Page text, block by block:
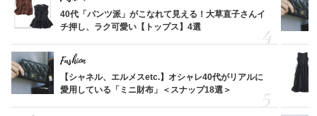
40代「パンツ派」がこなれて見える！大草直子さんイ
チ押し、ラク可愛い【トップス】4選
Fashion
【シャネル、エルメスetc.】オシャレ40代がリアルに
愛用している「ミニ財布」＜スナップ18選＞